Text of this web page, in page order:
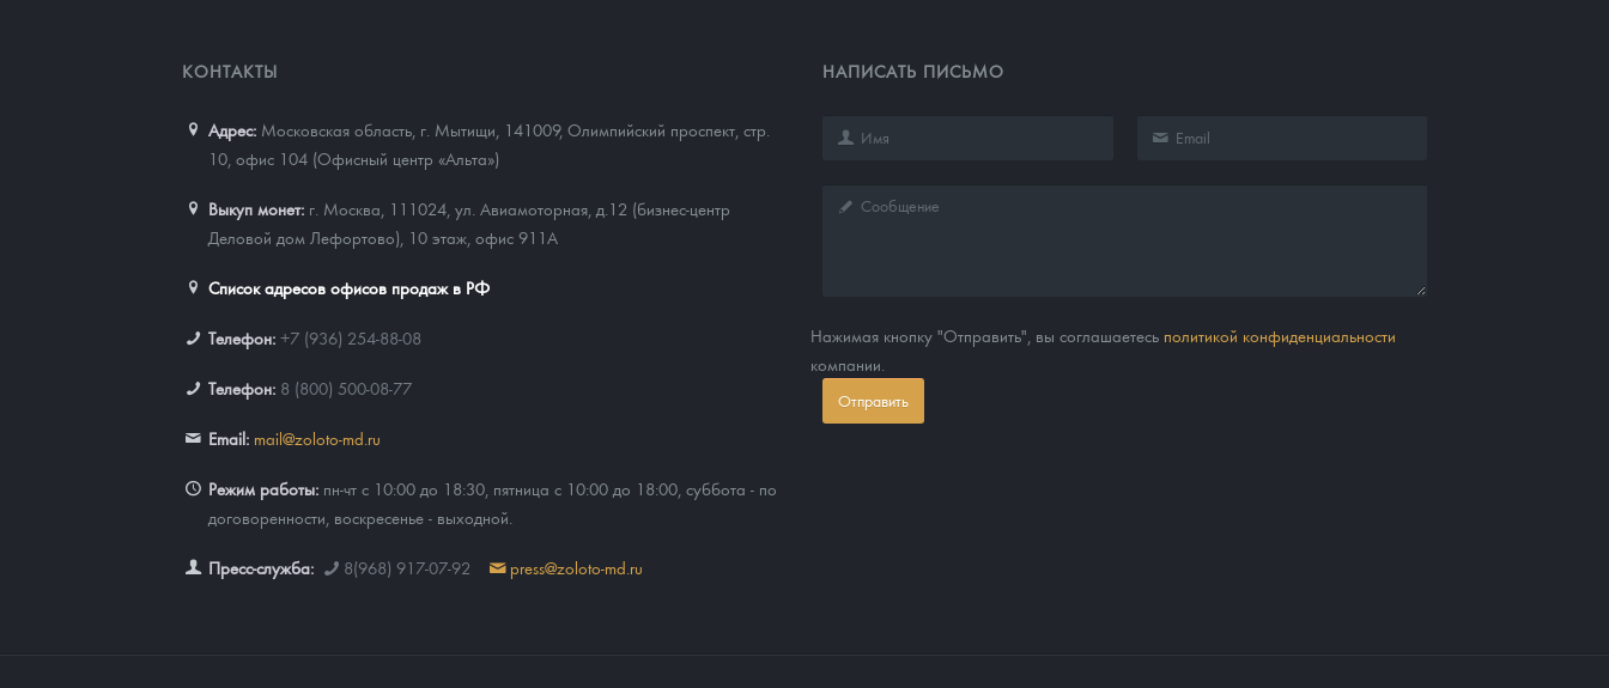
КОНТАКТЫ
Адрес: Московская область, г. Мытищи, 141009, Олимпийский проспект, стр.
10, офис 104 (Офисный центр «Альта»)
Выкуп монет: г. Москва, 111024, ул. Авиамоторная, д.12 (бизнес-центр
Деловой дом Лефортово), 10 этаж, офис 911А
Список адресов офисов продаж в РФ
Телефон: +7 (936) 254-88-08
Телефон: 8 (800) 500-08-77
Email: mail@zoloto-md.ru
Режим работы: пн-чт с 10:00 до 18:30, пятница с 10:00 до 18:00, суббота - по
договоренности, воскресенье - выходной.
Пресс-служба: 8(968) 917-07-92 press@zoloto-md.ru
НАПИСАТЬ ПИСЬМО
Нажимая кнопку "Отправить", вы соглашаетесь политикой конфиденциальности
компании.
Отправить